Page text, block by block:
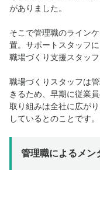
がありました。
そこで管理職のライン
置。サポートスタッフ
職場づくり支援スタッ
職場づくりスタッフは
きるため、早期に従業
取り組みは全社に広が
しているとのことです。
管理職によるメン